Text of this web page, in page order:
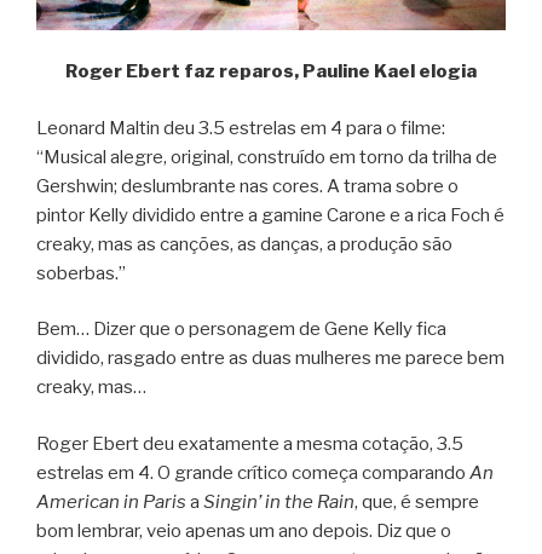
Roger Ebert faz reparos, Pauline Kael elogia
Leonard Maltin deu 3.5 estrelas em 4 para o filme:
“Musical alegre, original, construído em torno da trilha de
Gershwin; deslumbrante nas cores. A trama sobre o
pintor Kelly dividido entre a gamine Carone e a rica Foch é
creaky, mas as canções, as danças, a produção são
soberbas.”
Bem… Dizer que o personagem de Gene Kelly fica
dividido, rasgado entre as duas mulheres me parece bem
creaky, mas…
Roger Ebert deu exatamente a mesma cotação, 3.5
estrelas em 4. O grande crítico começa comparando An
American in Paris a Singin’ in the Rain, que, é sempre
bom lembrar, veio apenas um ano depois. Diz que o